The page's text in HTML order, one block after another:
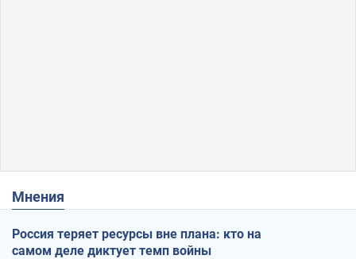
Мнения
Россия теряет ресурсы вне плана: кто на
самом деле диктует темп войны